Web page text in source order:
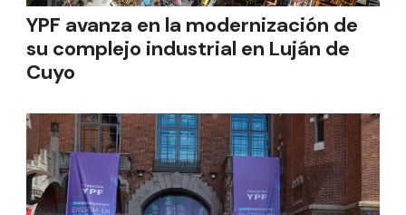
YPF avanza en la modernización de
su complejo industrial en Luján de
Cuyo